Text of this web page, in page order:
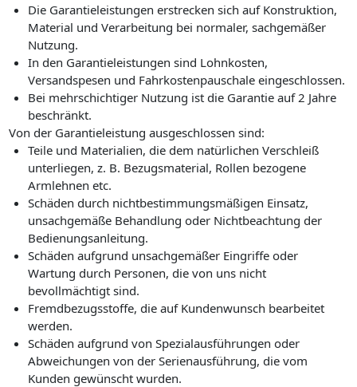
Die Garantieleistungen erstrecken sich auf Konstruktion,
Material und Verarbeitung bei normaler, sachgemäßer
Nutzung.
In den Garantieleistungen sind Lohnkosten,
Versandspesen und Fahrkostenpauschale eingeschlossen.
Bei mehrschichtiger Nutzung ist die Garantie auf 2 Jahre
beschränkt.
Von der Garantieleistung ausgeschlossen sind:
Teile und Materialien, die dem natürlichen Verschleiß
unterliegen, z. B. Bezugsmaterial, Rollen bezogene
Armlehnen etc.
Schäden durch nichtbestimmungsmäßigen Einsatz,
unsachgemäße Behandlung oder Nichtbeachtung der
Bedienungsanleitung.
Schäden aufgrund unsachgemäßer Eingriffe oder
Wartung durch Personen, die von uns nicht
bevollmächtigt sind.
Fremdbezugsstoffe, die auf Kundenwunsch bearbeitet
werden.
Schäden aufgrund von Spezialausführungen oder
Abweichungen von der Serienausführung, die vom
Kunden gewünscht wurden.